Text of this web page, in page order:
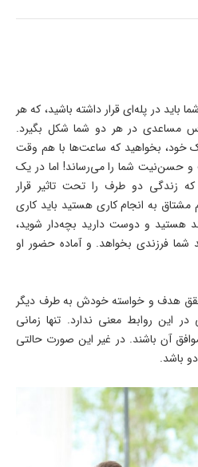
در پله‌ای قرار داشته باشید، که هر
مساعدی در هر دو شما شکل بگیرد.
بخواهید که ساعت‌ها با هم وقت
و حسن‌نیت شما را می‌رساند! اما در یک
که زندگی دو طرف را تحت تاثیر قرار
به انجام کاری هستید باید کاری
هستید و دوست دارید بچه‌دار شوید،
فرزندی بخواهد. و آماده حضور او
هدف و خواسته خودش به طرف دیگر
این روابط معنی ندارد. تنها زمانی
آن باشند. در غیر این صورت حالتی
باشد.